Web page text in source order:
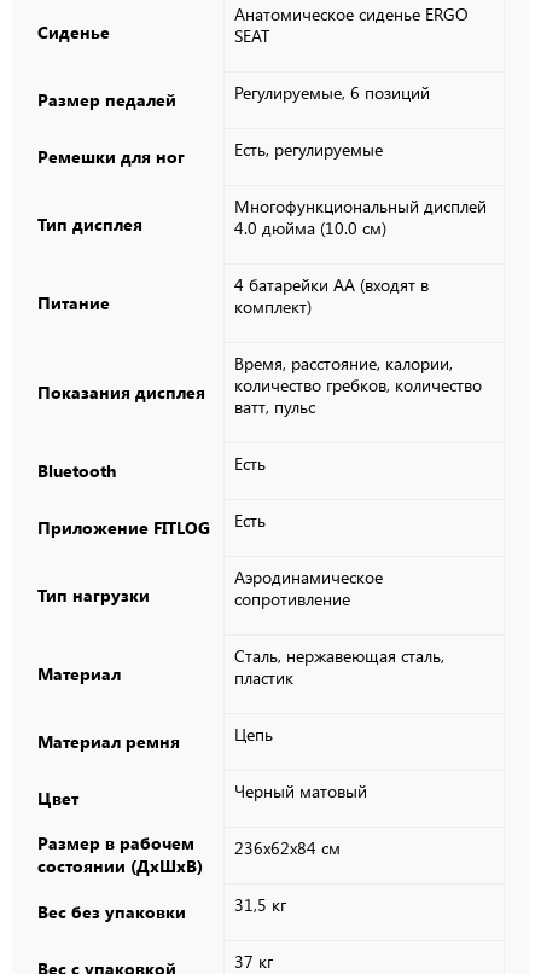
Сиденье
Анатомическое сиденье ERGO
SEAT
Размер педалей Регулируемые, 6 позиций
Ремешки для ног Есть, регулируемые
Тип дисплея
Многофункциональный дисплей
4.0 дюйма (10.0 см)
Питание
4 батарейки АА (входят в
комплект)
Показания дисплея
Время, расстояние, калории,
количество гребков, количество
ватт, пульс
Bluetooth Есть
Приложение FITLOG Есть
Тип нагрузки
Аэродинамическое
сопротивление
Материал
Сталь, нержавеющая сталь,
пластик
Материал ремня Цепь
Цвет Черный матовый
Размер в рабочем
состоянии (ДxШxВ)
236x62x84 см
Вес без упаковки 31,5 кг
Вес с упаковкой 37 кг